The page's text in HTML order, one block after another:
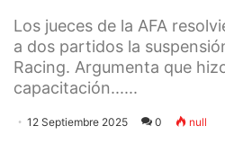
Los jueces de la AFA
a dos partidos la
Racing. Argumenta que
capacitación......
12 Septiembre 2025 0 null